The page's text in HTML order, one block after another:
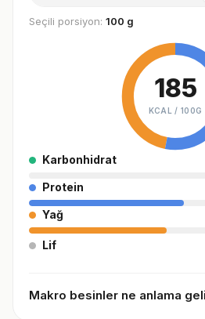
Seçili porsiyon: 100 g
185
KCAL / 100G
Karbonhidrat
Protein
Yağ
Lif
Makro besinler ne anlama